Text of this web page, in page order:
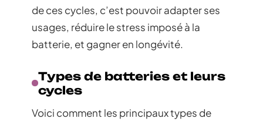
de ces cycles, c’est pouvoir adapter ses
usages, réduire le stress imposé à la
batterie, et gagner en longévité.
Types de batteries et leurs
cycles
Voici comment les principaux types de